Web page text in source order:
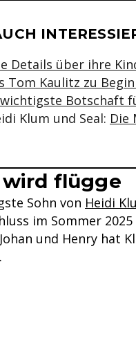
zum
Details über ihre
Tom Kaulitz zu
Botschaft
Klum und Seal: Die
wird flügge
Sohn von Heidi
im Sommer 2025
und Henry hat